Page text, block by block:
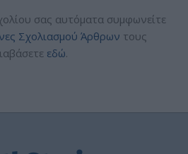
σας αυτόματα συμφωνείτε
Σχολιασμού Άρθρων τους
εδώ.